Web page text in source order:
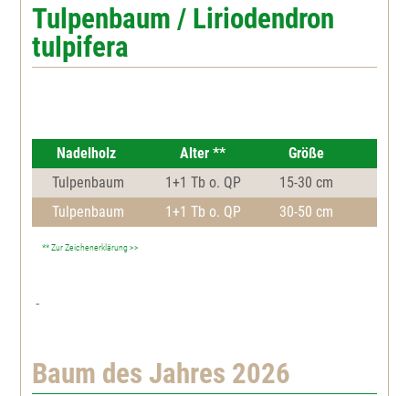
Unternehmen
Bildergalerie
Pflanzen
Nadelgehölze
Amerikanische Silbertanne
Große Küstentanne
Nordmannstanne
Laubgehölze
Spitzahorn
Roterle, Schwarzerle
Topfpflanzen
Große Küstentanne
Heckenpflanzen
Fertigware
Kulturflächenvorbereitung
Aufforstungen u. Pflanzarbeiten
Forstschutz
GaLa-Bau
Downloads
Kontakt
Tulpenbaum / Liriodendron
tulpifera
Nadelholz Alter **
Größe
Tulpenbaum
1+1 Tb o. QP
15-30 cm
Tulpenbaum
1+1 Tb o. QP 30-50 cm
** Zur Zeichenerklärung >>
-
Baum des Jahres 2026